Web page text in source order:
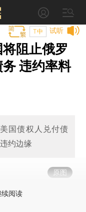
试听
T中
将阻止俄罗
违约率料
国债权人兑付债
约边缘
原图
续阅读